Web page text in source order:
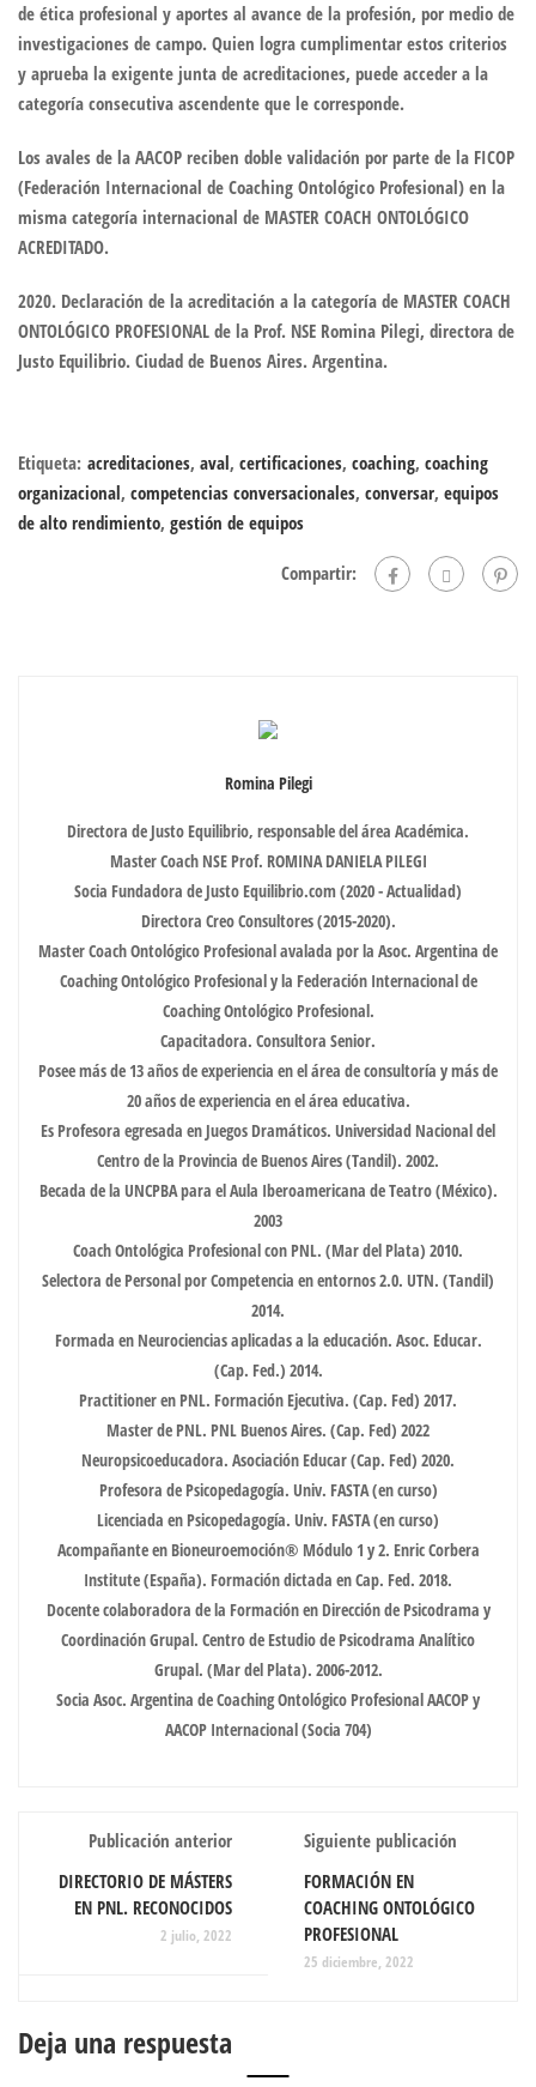
de ética profesional y aportes al avance de la profesión, por medio de
investigaciones de campo. Quien logra cumplimentar estos criterios
y aprueba la exigente junta de acreditaciones, puede acceder a la
categoría consecutiva ascendente que le corresponde.
Los avales de la AACOP reciben doble validación por parte de la FICOP
(Federación Internacional de Coaching Ontológico Profesional) en la
misma categoría internacional de MASTER COACH ONTOLÓGICO
ACREDITADO.
2020. Declaración de la acreditación a la categoría de MASTER COACH
ONTOLÓGICO PROFESIONAL de la Prof. NSE Romina Pilegi, directora de
Justo Equilibrio. Ciudad de Buenos Aires. Argentina.
Etiqueta: acreditaciones, aval, certificaciones, coaching, coaching
organizacional, competencias conversacionales, conversar, equipos
de alto rendimiento, gestión de equipos
Compartir:
Romina Pilegi
Directora de Justo Equilibrio, responsable del área Académica.
Master Coach NSE Prof. ROMINA DANIELA PILEGI
Socia Fundadora de Justo Equilibrio.com (2020 - Actualidad)
Directora Creo Consultores (2015-2020).
Master Coach Ontológico Profesional avalada por la Asoc. Argentina de
Coaching Ontológico Profesional y la Federación Internacional de
Coaching Ontológico Profesional.
Capacitadora. Consultora Senior.
Posee más de 13 años de experiencia en el área de consultoría y más de
20 años de experiencia en el área educativa.
Es Profesora egresada en Juegos Dramáticos. Universidad Nacional del
Centro de la Provincia de Buenos Aires (Tandil). 2002.
Becada de la UNCPBA para el Aula Iberoamericana de Teatro (México).
2003
Coach Ontológica Profesional con PNL. (Mar del Plata) 2010.
Selectora de Personal por Competencia en entornos 2.0. UTN. (Tandil)
2014.
Formada en Neurociencias aplicadas a la educación. Asoc. Educar.
(Cap. Fed.) 2014.
Practitioner en PNL. Formación Ejecutiva. (Cap. Fed) 2017.
Master de PNL. PNL Buenos Aires. (Cap. Fed) 2022
Neuropsicoeducadora. Asociación Educar (Cap. Fed) 2020.
Profesora de Psicopedagogía. Univ. FASTA (en curso)
Licenciada en Psicopedagogía. Univ. FASTA (en curso)
Acompañante en Bioneuroemoción® Módulo 1 y 2. Enric Corbera
Institute (España). Formación dictada en Cap. Fed. 2018.
Docente colaboradora de la Formación en Dirección de Psicodrama y
Coordinación Grupal. Centro de Estudio de Psicodrama Analítico
Grupal. (Mar del Plata). 2006-2012.
Socia Asoc. Argentina de Coaching Ontológico Profesional AACOP y
AACOP Internacional (Socia 704)
Publicación anterior
DIRECTORIO DE MÁSTERS
EN PNL. RECONOCIDOS
2 julio, 2022
Siguiente publicación
FORMACIÓN EN
COACHING ONTOLÓGICO
PROFESIONAL
25 diciembre, 2022
Deja una respuesta